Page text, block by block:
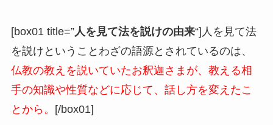
[box01 title=”人を見て法を説けの由来“]人を見て法
を説けということわざの語源とされているのは、
仏教の教えを説いていたお釈迦さまが、教える相
手の知識や性質などに応じて、話し方を変えたこ
とから。
[/box01]